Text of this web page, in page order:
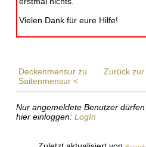
Vielen Dank für eure Hilfe!
Deckenmensur zu
Saitenmensur <
Zurück zur
Nur angemeldete Benutzer
hier einloggen: LogIn